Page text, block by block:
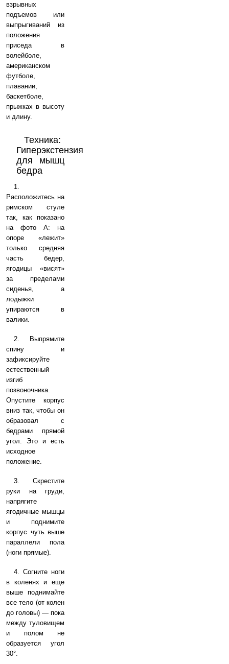
взрывных
подъемов или
выпрыгиваний из
положения
приседа в
волейболе,
американском
футболе,
плавании,
баскетболе,
прыжках в высоту
и длину.
Техника:
Гиперэкстензия
для мышц
бедра
1.
Расположитесь на
римском стуле
так, как показано
на фото А: на
опоре «лежит»
только средняя
часть бедер,
ягодицы «висят»
за пределами
сиденья, а
лодыжки
упираются в
валики.
2. Выпрямите
спину и
зафиксируйте
естественный
изгиб
позвоночника.
Опустите корпус
вниз так, чтобы он
образовал с
бедрами прямой
угол. Это и есть
исходное
положение.
3. Скрестите
руки на груди,
напрягите
ягодичные мышцы
и поднимите
корпус чуть выше
параллели пола
(ноги прямые).
4. Согните ноги
в коленях и еще
выше поднимайте
все тело (от колен
до головы) — пока
между туловищем
и полом не
образуется угол
30°.